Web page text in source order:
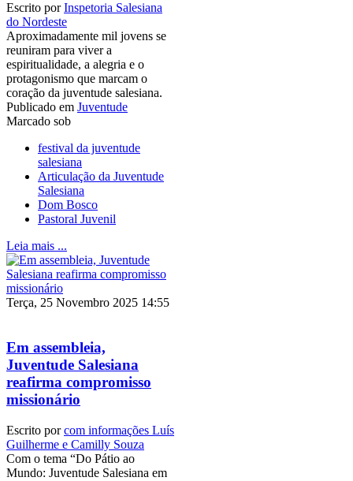
Escrito porInspetoria Salesiana
do Nordeste
Aproximadamente mil jovens se
reuniram para viver a
espiritualidade, a alegria e o
protagonismo que marcam o
coração da juventude salesiana.
Publicado em Juventude
Marcado sob
festival da juventude
salesiana
Articulação da Juventude
Salesiana
Dom Bosco
Pastoral Juvenil
Leia mais ...
Terça, 25 Novembro 2025 14:55
Em assembleia,
Juventude Salesiana
reafirma compromisso
missionário
Escrito porcom informações Luís
Guilherme e Camilly Souza
Com o tema “Do Pátio ao
Mundo: Juventude Salesiana em